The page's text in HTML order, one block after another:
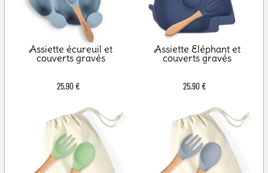
Assiette écureuil et
couverts gravés
25,90 €
Assiette Eléphant et
couverts gravés
25,90 €